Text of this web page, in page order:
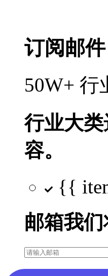
订阅邮件
50W+ 行
行业大
容。
{{
邮箱我